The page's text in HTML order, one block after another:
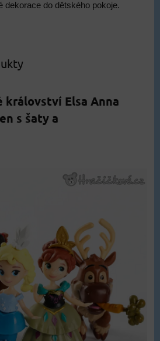
dekorace do dětského pokoje.
království Elsa Anna
s šaty a